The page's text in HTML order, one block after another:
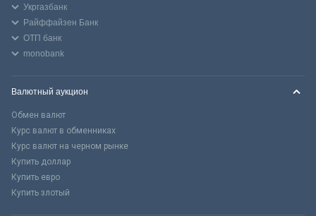
Укргазбанк
Райффайзен Банк
ОТП банк
monobank
Валютный аукцион
Обмен валют
Курс валют в обменниках
Курс валют на черном рынке
Купить доллар
Купить евро
Купить злотый